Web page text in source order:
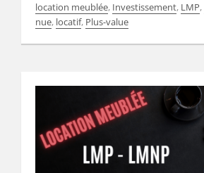
location meublée, Investissement, LMP,
nue, locatif, Plus-value